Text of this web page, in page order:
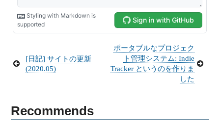
[日記] サイトの更新
(2020.05)
ポータブルなプロジェク
ト管理システム: Indie
Tracker というのを作りま
した
Recommends